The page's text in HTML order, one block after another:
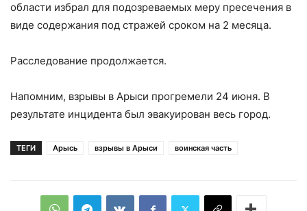
области избрал для подозреваемых меру пресечения в
виде содержания под стражей сроком на 2 месяца.
Расследование продолжается.
Напомним, взрывы в Арыси прогремели 24 июня. В
результате инцидента был эвакуирован весь город.
ТЕГИ Арысь взрывы в Арыси воинская часть